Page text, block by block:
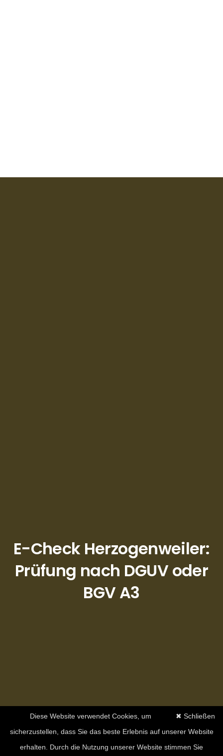
E-Check Herzogenweiler:
Prüfung nach DGUV oder
BGV A3
✖ Schließen
Diese Website verwendet Cookies, um
sicherzustellen, dass Sie das beste Erlebnis auf unserer Website
erhalten. Durch die Nutzung unserer Website stimmen Sie